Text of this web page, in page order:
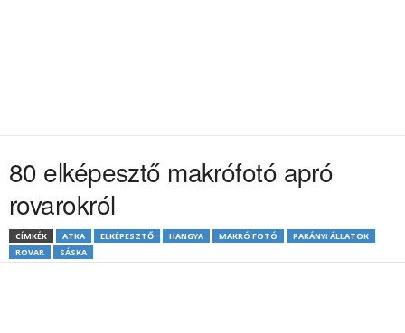
80 elképesztő makrófotó apró
rovarokról
CÍMKÉK ATKA ELKÉPESZTŐ HANGYA MAKRÓ FOTÓ
PARÁNYI ÁLLATOK
ROVAR
SÁSKA